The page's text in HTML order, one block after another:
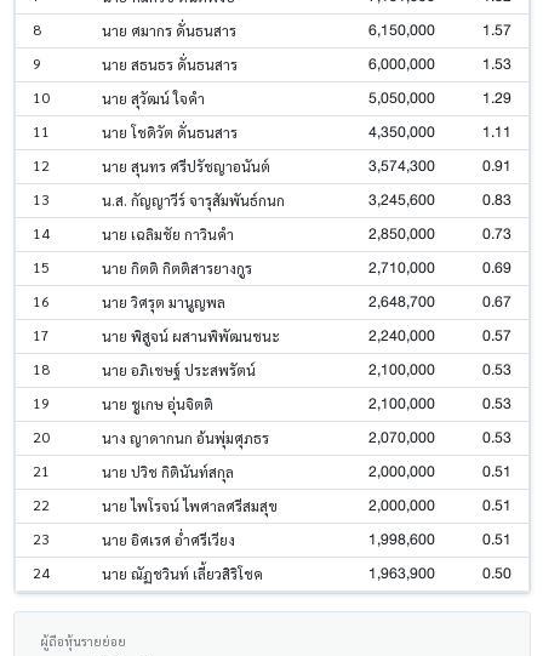
8 นาย ศมากร ดั่นธนสาร 6,150,000 1.57
9 นาย สธนธร ดั่นธนสาร 6,000,000 1.53
10 นาย สุวัฒน์ ใจคำ 5,050,000 1.29
11 นาย โชดิวัต ดั่นธนสาร 4,350,000 1.11
12 นาย สุนทร ศรีปรัชญาอนันต์ 3,574,300 0.91
13 น.ส. กัญญาวีร์ จารุสัมพันธ์กนก 3,245,600 0.83
14 นาย เฉลิมชัย กาวินคำ 2,850,000 0.73
15 นาย กิตติ กิตติสารยางกูร 2,710,000 0.69
16 นาย วิศรุต มานูญพล 2,648,700 0.67
17 นาย พิสูจน์ ผสานพิพัฒนชนะ 2,240,000 0.57
18 นาย อภิเชษฐ์ ประสพรัตน์ 2,100,000 0.53
19 นาย ชูเกษ อุ่นจิตติ 2,100,000 0.53
20 นาง ญาดากนก อ้นพุ่มศุภธร 2,070,000 0.53
21 นาย ปวิช กิตินันท์สกุล 2,000,000 0.51
22 นาย ไพโรจน์ ไพศาลศรีสมสุข 2,000,000 0.51
23 นาย อิศเรศ อ่ำศรีเวียง 1,998,600 0.51
24 นาย ณัฏชวินท์ เลี้ยวสิริโชค 1,963,900 0.50
ผู้ถือหุ้นรายย่อย